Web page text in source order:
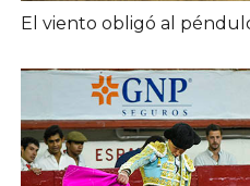
El viento obligó al